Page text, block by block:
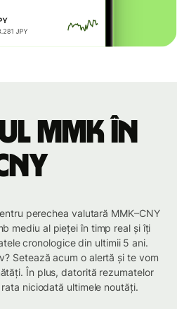
MMK în
perechea valutară MMK–CNY
mediu al pieței în timp real și îți
cronologice din ultimii 5 ani.
Setează acum o alertă și te vom
În plus, datorită rezumatelor
niciodată ultimele noutăți.